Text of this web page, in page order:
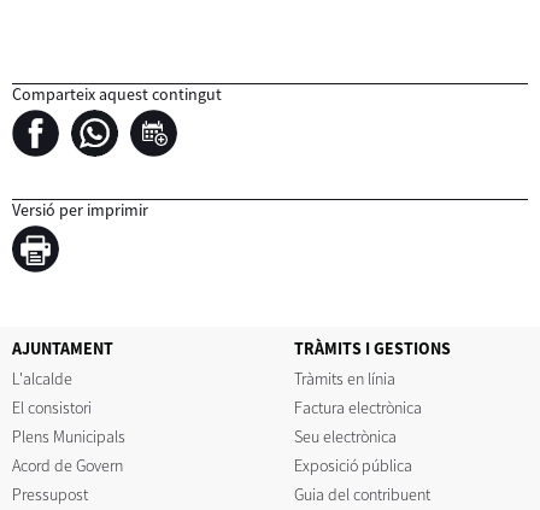
Comparteix aquest contingut
Versió per imprimir
AJUNTAMENT
L'alcalde
El consistori
Plens Municipals
Acord de Govern
Pressupost
TRÀMITS I GESTIONS
Tràmits en línia
Factura electrònica
Seu electrònica
Exposició pública
Guia del contribuent